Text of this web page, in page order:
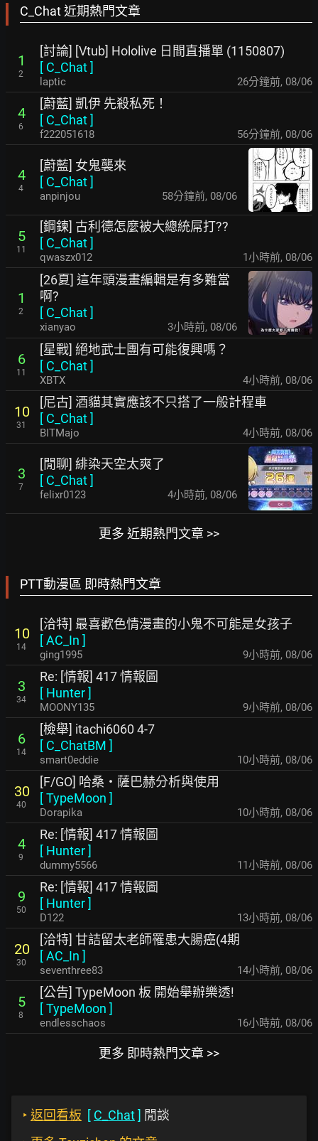
C_Chat 近期熱門文章
1
2
[討論] [Vtub] Hololive 日間直播單 (1150807)
[ C_Chat]
laptic 26分鐘前, 08/06
4
6
[蔚藍] 凱伊 先殺私死！
[ C_Chat]
f222051618 56分鐘前, 08/06
4
4
[蔚藍] 女鬼襲來
[ C_Chat]
anpinjou 58分鐘前, 08/06
5
11
[鋼鍊] 古利德怎麼被大總統屌打??
[ C_Chat]
qwaszx012 1小時前, 08/06
1
2
[26夏] 這年頭漫畫編輯是有多難當
啊?
[ C_Chat]
xianyao 3小時前, 08/06
6
11
[星戰] 絕地武士團有可能復興嗎？
[ C_Chat]
XBTX 4小時前, 08/06
10
31
[尼古] 酒貓其實應該不只搭了一般計程車
[ C_Chat]
BITMajo 4小時前, 08/06
3
7
[閒聊] 緋染天空太爽了
[ C_Chat]
felixr0123 4小時前, 08/06
更多 近期熱門文章 >>
PTT動漫區 即時熱門文章
10
14
[洽特] 最喜歡色情漫畫的小鬼不可能是女孩子
[AC_In ]
ging1995 9小時前, 08/06
3
34
Re: [情報] 417 情報圖
[ Hunter]
MOONY135 9小時前, 08/06
6
14
[檢舉] itachi6060 4-7
[ C_ChatBM ]
smart0eddie 10小時前, 08/06
30
40
[F/GO] 哈桑・薩巴赫分析與使用
[TypeMoon ]
Dorapika 10小時前, 08/06
4
9
Re: [情報] 417 情報圖
[ Hunter]
dummy5566 11小時前, 08/06
9
50
Re: [情報] 417 情報圖
[ Hunter]
D122 13小時前, 08/06
20
30
[洽特] 甘詰留太老師罹患大腸癌(4期
[AC_In ]
seventhree83 14小時前, 08/06
5
8
[公告] TypeMoon 板 開始舉辦樂透!
[TypeMoon ]
endlesschaos 16小時前, 08/06
更多 即時熱門文章 >>
‣ 返回看板 [ C_Chat] 閒談